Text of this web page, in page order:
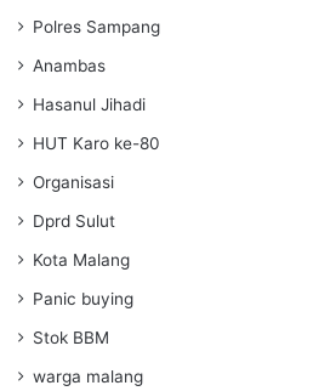
Polres Sampang
Anambas
Hasanul Jihadi
HUT Karo ke-80
Organisasi
Dprd Sulut
Kota Malang
Panic buying
Stok BBM
warga malang